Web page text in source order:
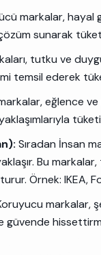
markalar, hayal
sunarak
tutku ve
temsil ederek
eğlence
Sıradan İnsan
Bu
Örnek: IKEA,
markalar,
güvende